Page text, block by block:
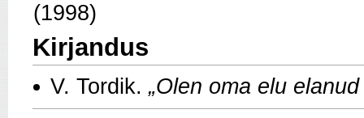
(1998)
Kirjandus
V. Tordik.„Olen oma elu